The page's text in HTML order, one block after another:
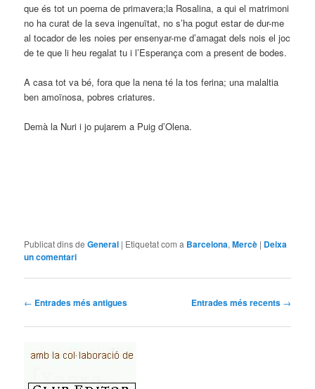
que és tot un poema de primavera;la Rosalina, a qui el matrimoni
no ha curat de la seva ingenuïtat, no s’ha pogut estar de dur-me
al tocador de les noies per ensenyar-me d’amagat dels nois el joc
de te que li heu regalat tu i l’Esperança com a present de bodes.
A casa tot va bé, fora que la nena té la tos ferina; una malaltia
ben amoïnosa, pobres criatures.
Demà la Nuri i jo pujarem a Puig d’Olena.
Publicat dins de General | Etiquetat com a Barcelona,Mercè | Deixa
un comentari
Navegació per les entrades
← Entrades més antigues Entrades més recents →